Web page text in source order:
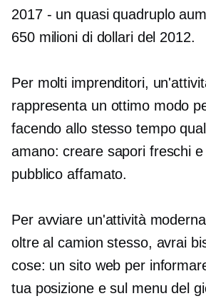
2017 - un quasiquadruplo
650 milioni di dollari del 2012.
Per molti imprenditori,
rappresenta un ottimo modo
facendo allo stesso tempo
amano: creare sapori freschi
pubblico affamato.
Per avviare un'attività
oltre al camion stesso, avrai
cose: un sito web per
tua posizione e sul menu del